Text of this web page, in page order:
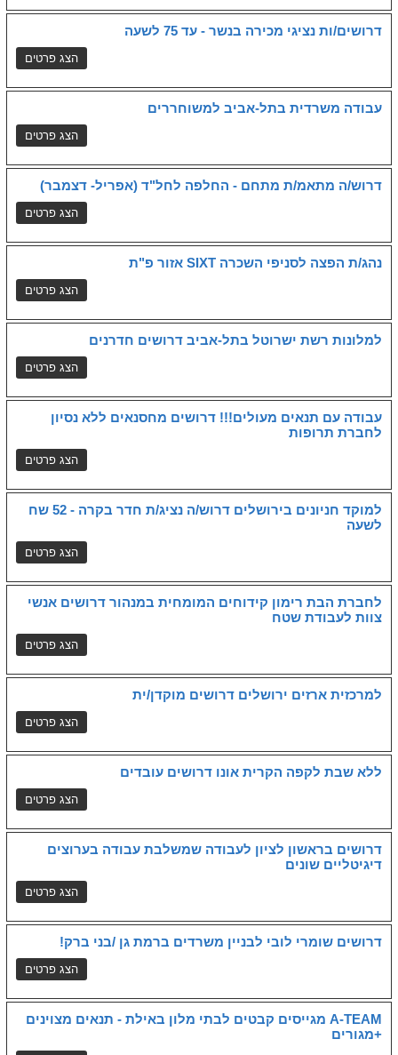
דרושים/ות נציגי מכירה בנשר - עד 75 לשעה
עבודה משרדית בתל-אביב למשוחררים
דרוש/ה מתאמ/ת מתחם - החלפה לחל"ד (אפריל- דצמבר)
נהג/ת הפצה לסניפי השכרה SIXT אזור פ"ת
למלונות רשת ישרוטל בתל-אביב דרושים חדרנים
עבודה עם תנאים מעולים!!! דרושים מחסנאים ללא נסיון
לחברת תרופות
למוקד חניונים בירושלים דרוש/ה נציג/ת חדר בקרה - 52 שח
לשעה
לחברת הבת רימון קידוחים המומחית במנהור דרושים אנשי
צוות לעבודת שטח
למרכזית ארזים ירושלים דרושים מוקדן/ית
ללא שבת לקפה הקרית אונו דרושים עובדים
דרושים בראשון לציון לעבודה שמשלבת עבודה בערוצים
דיגיטליים שונים
דרושים שומרי לובי לבניין משרדים ברמת גן /בני ברק!
A-TEAM מגייסים קבטים לבתי מלון באילת - תנאים מצוינים
+מגורים